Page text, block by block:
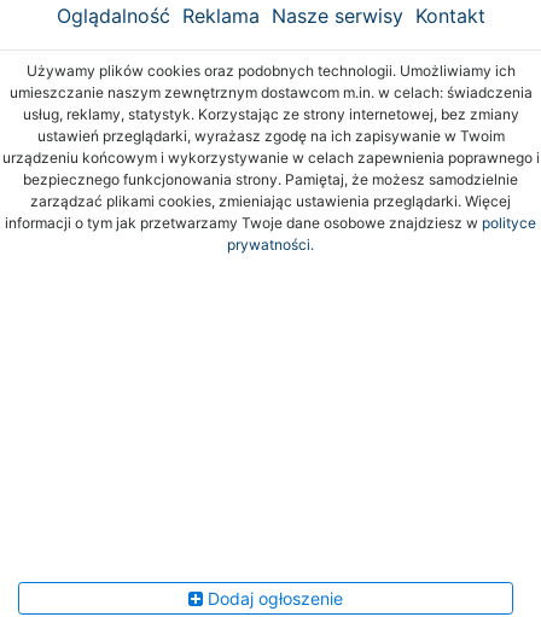
Oglądalność Reklama Nasze serwisy Kontakt
Używamy plików cookies oraz podobnych technologii. Umożliwiamy ich
umieszczanie naszym zewnętrznym dostawcom m.in. w celach: świadczenia
usług, reklamy, statystyk. Korzystając ze strony internetowej, bez zmiany
ustawień przeglądarki, wyrażasz zgodę na ich zapisywanie w Twoim
urządzeniu końcowym i wykorzystywanie w celach zapewnienia poprawnego i
bezpiecznego funkcjonowania strony. Pamiętaj, że możesz samodzielnie
zarządzać plikami cookies, zmieniając ustawienia przeglądarki. Więcej
informacji o tym jak przetwarzamy Twoje dane osobowe znajdziesz w polityce
prywatności.
Dodaj ogłoszenie